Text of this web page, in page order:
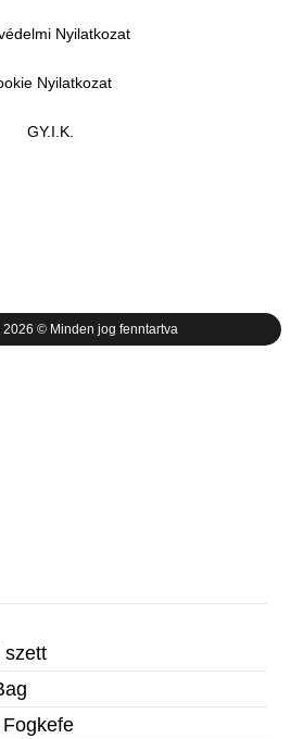
Nyilatkozat
Nyilatkozat
GY.I.K.
2026 © Minden jog fenntartva
szett